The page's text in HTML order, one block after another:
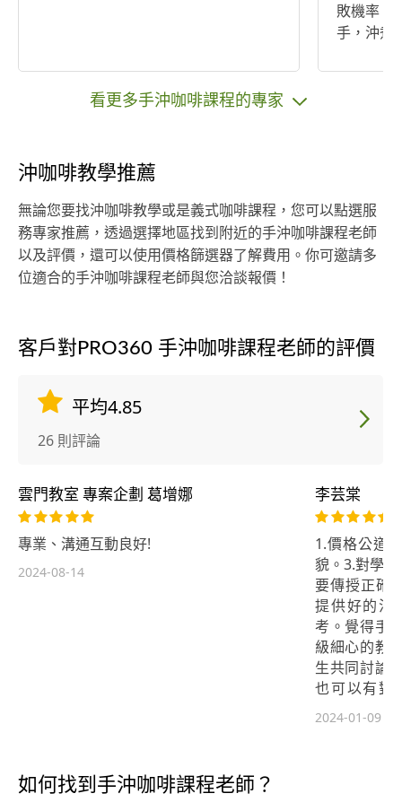
敗機率，
手，沖煮出
的初學者
看更多手沖咖啡課程的專家
沖咖啡教學推薦
無論您要找沖咖啡教學或是義式咖啡課程，您可以點選服
務專家推薦，透過選擇地區找到附近的手沖咖啡課程老師
以及評價，還可以使用價格篩選器了解費用。你可邀請多
位適合的手沖咖啡課程老師與您洽談報價！
客戶對PRO360 手沖咖啡課程老師的評價
平均4.85
26 則評論
雲門教室 專案企劃 葛增娜
專業、溝通互動良好!
2024-08-14
李芸棠
1.價格公道
貌。3.對學
要傳授正確
提供好的沖
考。覺得手
級細心的教
生共同討論
也可以有對
識。
2024-01-09
如何找到手沖咖啡課程老師？